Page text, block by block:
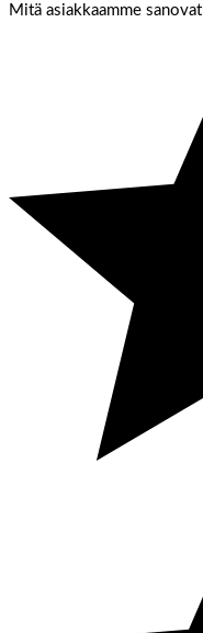
Mitä asiakkaamme sanovat